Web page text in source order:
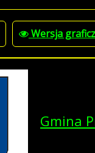
Wersja
Gmina